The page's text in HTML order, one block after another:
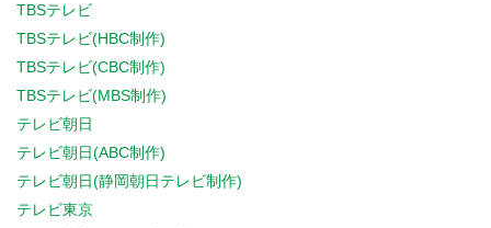
TBSテレビ
TBSテレビ(HBC制作)
TBSテレビ(CBC制作)
TBSテレビ(MBS制作)
テレビ朝日
テレビ朝日(ABC制作)
テレビ朝日(静岡朝日テレビ制作)
テレビ東京